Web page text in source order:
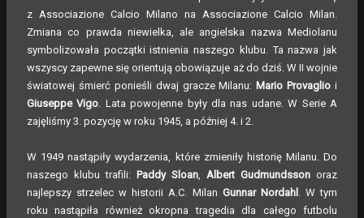
z Associazione Calcio Milano na Associazione Calcio Milan.
Zmiana co prawda niewielka, ale angielska nazwa Mediolanu
symbolizowała początki istnienia naszego klubu. Ta nazwa jak
wszyscy zapewne się orientują obowiązuje aż do dziś. W II wojnie
światowej śmierć ponieśli dwaj gracze Milanu: Mario Provaglio i
Giuseppe Vigo. Lata powojenne były dla nas udane. W Serie A
zajęliśmy 3. pozycję w roku 1945, a później 4. i 2.
W 1949 nastąpiły wydarzenia, które zmieniły historię Milanu. Do
naszego klubu trafili: Paddy Sloan, Albert Gudmundsson oraz
najlepszy strzelec w historii A.C. Milan Gunnar Nordahl . W tym
roku nastąpiła również okropna tragedia dla całego futbolu